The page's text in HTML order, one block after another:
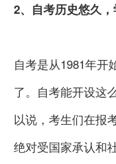
2、自考历史悠久
自考是从1981年开
了。自考能开设这
以说，考生们在报
绝对受国家承认和